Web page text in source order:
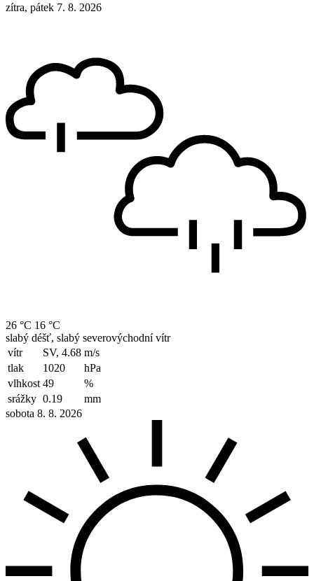
zítra, pátek 7. 8. 2026
26 °C 16 °C
slabý déšť, slabý severovýchodní vítr
vítr
SV, 4.68 m/s
tlak
1020
hPa
vlhkost 49
%
srážky 0.19
mm
sobota 8. 8. 2026